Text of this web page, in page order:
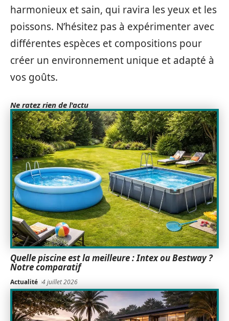
harmonieux et sain, qui ravira les yeux et les
poissons. N’hésitez pas à expérimenter avec
différentes espèces et compositions pour
créer un environnement unique et adapté à
vos goûts.
Ne ratez rien de l'actu
Quelle piscine est la meilleure : Intex ou Bestway ?
Notre comparatif
Actualité 4 juillet 2026